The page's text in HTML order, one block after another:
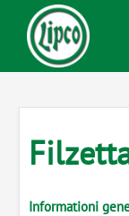
Informationi